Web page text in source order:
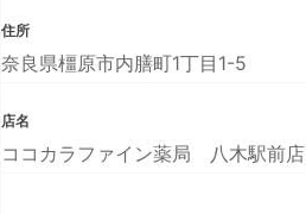
住所
奈良県橿原市内膳町1丁目1-5
店名
ココカラファイン薬局 八木駅前店